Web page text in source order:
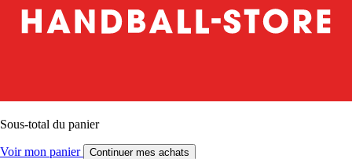
Sous-total du panier
Voir mon panier Continuer mes achats